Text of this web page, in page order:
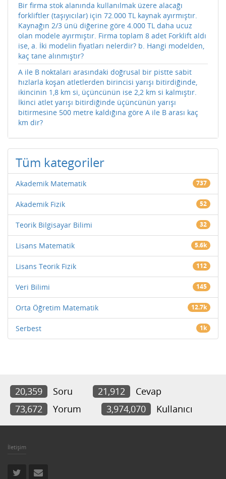
Bir firma stok alanında kullanılmak üzere alacağı
forkliftler (taşıyıcılar) için 72.000 TL kaynak ayırmıştır.
Kaynağın 2/3 ünü diğerine göre 4.000 TL daha ucuz
olan modele ayırmıştır. Firma toplam 8 adet Forklift aldı
ise, a. İki modelin fiyatları nelerdir? b. Hangi modelden,
kaç tane alınmıştır?
A ile B noktaları arasındaki doğrusal bir pistte sabit
hızlarla koşan atletlerden birincisi yarışı bitirdiğinde,
ikincinin 1,8 km si, üçüncünün ise 2,2 km si kalmıştır.
İkinci atlet yarışı bitirdiğinde üçüncünün yarışı
bitirmesine 500 metre kaldığına göre A ile B arası kaç
km dir?
Tüm kategoriler
Akademik Matematik 737
Akademik Fizik 52
Teorik Bilgisayar Bilimi 32
Lisans Matematik 5.6k
Lisans Teorik Fizik 112
Veri Bilimi 145
Orta Öğretim Matematik 12.7k
Serbest 1k
20,359 Soru 21,912
Cevap
73,672
Yorum 3,974,070 Kullanıcı
İletişim